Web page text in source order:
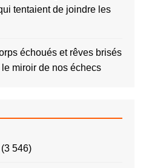
tentaient de joindre les
échoués et rêves brisés
miroir de nos échecs
(3 546)